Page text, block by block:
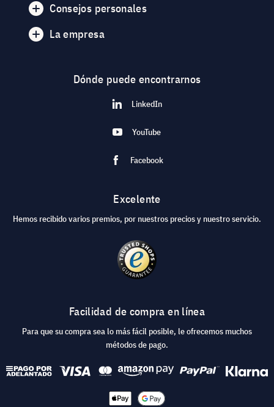
Consejos personales
La empresa
Dónde puede encontrarnos
LinkedIn
YouTube
Facebook
Excelente
Hemos recibido varios premios, por nuestros precios y nuestro servicio.
Facilidad de compra en línea
Para que su compra sea lo más fácil posible, le ofrecemos muchos
métodos de pago.